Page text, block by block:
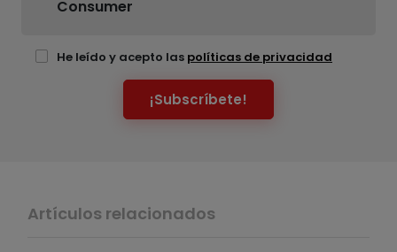
Consumer
He leído y acepto las políticas de privacidad
¡Subscríbete!
Artículos relacionados